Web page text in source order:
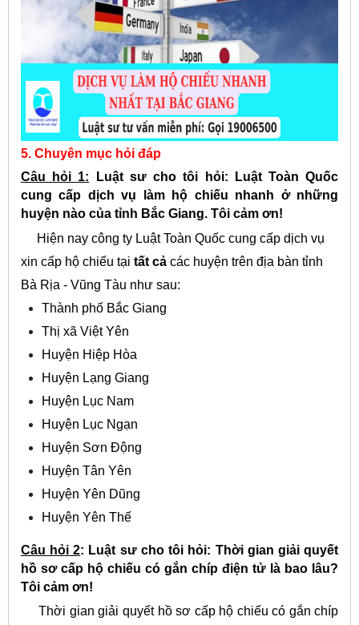
5. Chuyên mục hỏi đáp
Câu hỏi 1: Luật sư cho tôi hỏi: Luật Toàn Quốc
cung cấp dịch vụ làm hộ chiếu nhanh ở những
huyện nào của tỉnh Bắc Giang. Tôi cảm ơn!
Hiện nay công ty Luật Toàn Quốc cung cấp dịch vụ
xin cấp hộ chiếu tại tất cảcác huyện trên địa bàn tỉnh
Bà Rịa - Vũng Tàu như sau:
Thành phố Bắc Giang
Thị xã Việt Yên
Huyện Hiệp Hòa
Huyện Lạng Giang
Huyện Lục Nam
Huyện Lục Ngạn
Huyện Sơn Động
Huyện Tân Yên
Huyện Yên Dũng
Huyện Yên Thế
Câu hỏi 2: Luật sư cho tôi hỏi: Thời gian giải quyết
hồ sơ cấp hộ chiếu có gắn chíp điện tử là bao lâu?
Tôi cảm ơn!
Thời gian giải quyết hồ sơ cấp hộ chiếu có gắn chíp